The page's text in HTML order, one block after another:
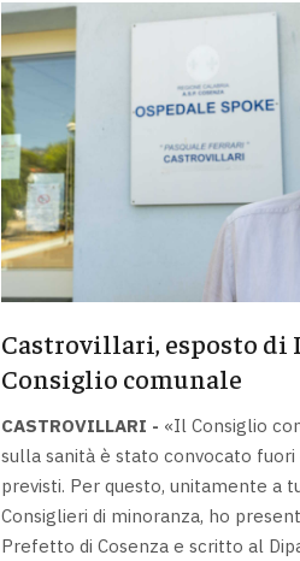
Castrovillari, esposto di
Consiglio comunale
CASTROVILLARI - «Il Consiglio
sulla sanità è stato convocato fuori
previsti. Per questo, unitamente a
Consiglieri di minoranza, ho
Prefetto di Cosenza e scritto al